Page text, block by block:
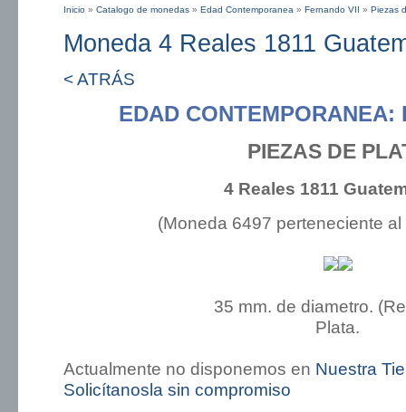
Inicio » Catalogo de monedas » Edad Contemporanea » Fernando VII » Piezas
Moneda 4 Reales 1811
< ATRÁS
EDAD CONTEMPORANEA:
PIEZAS DE
4 Reales 1811
(Moneda 6497 perteneciente al
35 mm. de diametro.
Plata.
Actualmente no disponemos en Nuestra
Solicítanosla sin compromiso